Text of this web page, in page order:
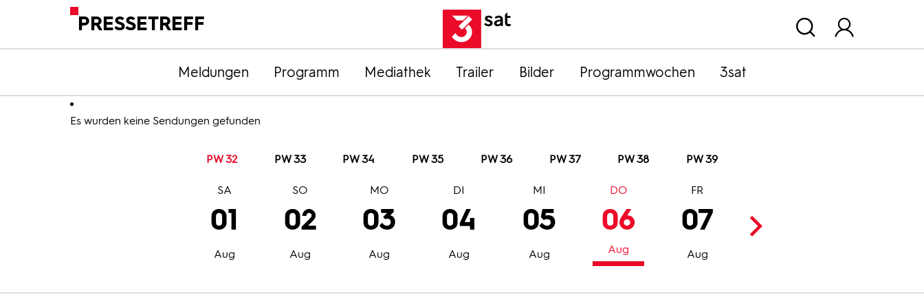
PRESSETREFF
Meldungen Programm Mediathek Trailer Bilder Programmwochen 3sat
Es wurden keine Sendungen gefunden
PW 32 PW 33 PW 34 PW 35 PW 36 PW 37 PW 38 PW 39
01
Aug
SA
02
Aug
SO
03
Aug
MO
04
Aug
DI
05
Aug
MI
06
Aug
DO
07
Aug
FR
08